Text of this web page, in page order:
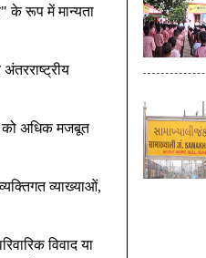
के रूप में मान्यता
को अधिक मजबूत
व्याख्याओं,
विवाद या